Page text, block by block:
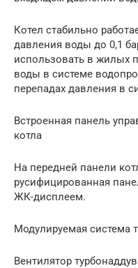
Котел стабильно
давления воды до 0,1
использовать в жилых
воды в системе
перепадах давления в
Встроенная панель
котла
На передней панели
русифицированная
ЖК-дисплеем.
Модулируемая система
Вентилятор